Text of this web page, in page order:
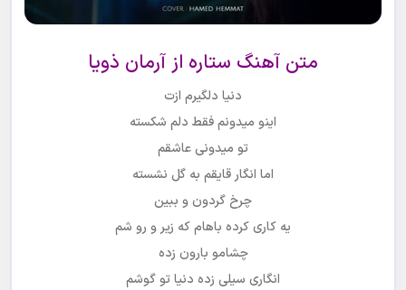
متن آهنگ ستاره از آرمان ذویا
دنیا دلگیرم ازت
اینو میدونم فقط دلم شکسته
تو میدونی عاشقم
اما انگار‌ قایقم به گل نشسته
چرخ گردون و ببین
یه کاری کرده باهام که زیر و رو شم
چشامو بارون زده
انگاری سیلی زده دنیا تو گوشم